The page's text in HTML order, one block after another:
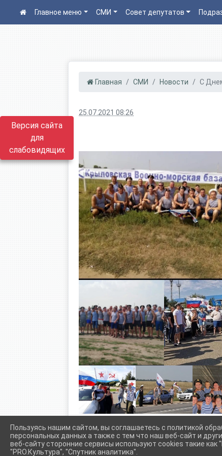
Версия сайта
для
слабовидящих
Главное меню СМИ Совет депутатов
Главная СМИ Новости С
25.07.2021 08:26
Пользуясь нашим сайтом, вы соглашаетесь с политикой
персональных данных а также с тем что наш веб-сайт и
веб-сайту сторонние сервисы используют cookies такие как
"PRO.Культура", "Спутник аналитика".